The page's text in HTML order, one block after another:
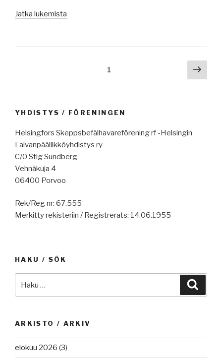
HNS-
MEPC84,
vakuutus
autonomisille
hopeaposkipallokala,
merirosvouksesta.”
Jatka lukemista
huollosta,
eskalaatio,
Koillisväylästä,
Wärtsilä,
pelastusveneharjoituksista,
pakotteita,
lisääntyivät,
1
sivu
YHDISTYS / FÖRENINGEN
Helsingfors Skeppsbefälhavareförening rf -Helsingin
Laivanpäällikköyhdistys ry
C/0 Stig Sundberg
Vehnäkuja 4
06400 Porvoo
Rek/Reg nr: 67.555
Merkitty rekisteriin / Registrerats: 14.06.1955
HAKU / SÖK
ARKISTO / ARKIV
elokuu 2026 (3)